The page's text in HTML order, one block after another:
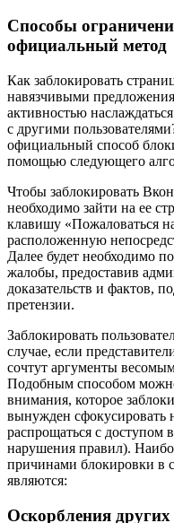
Способы
официальный метод
Как заблокировать
навязчивыми
активностью
с другими
официальный способ
помощью следующего
Чтобы заблокировать
необходимо зайти на ее
клавишу «Пожаловаться
расположенную
Далее будет необходимо
жалобы, предоставив
доказательств и фактов,
претензии.
Заблокировать
случае, если
сочтут аргументы
Подобным способом
внимания, которое
вынужден сфокусировать
распрощаться с доступом
нарушения правил).
причинами блокировки в
являются:
Оскорбления